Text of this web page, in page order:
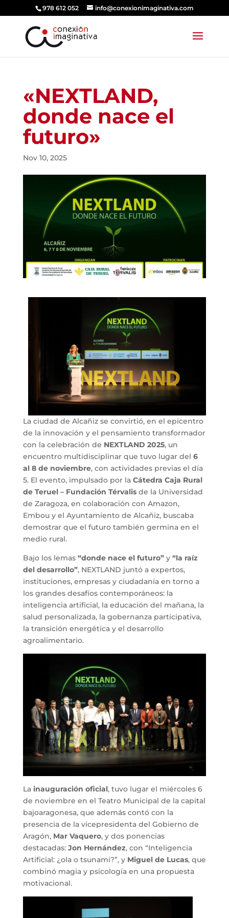
978 612 052 info@conexionimaginativa.com
«NEXTLAND,
donde nace el
futuro»
Nov 10, 2025
La ciudad de Alcañiz se convirtió, en el epicentro
de la innovación y el pensamiento transformador
con la celebración de NEXTLAND 2025, un
encuentro multidisciplinar que tuvo lugar del 6
al 8 de noviembre, con actividades previas el día
5. El evento, impulsado por la Cátedra Caja Rural
de Teruel – Fundación Térvalisde la Universidad
de Zaragoza, en colaboración con Amazon,
Embou y el Ayuntamiento de Alcañiz, buscaba
demostrar que el futuro también germina en el
medio rural.
Bajo los lemas “donde nace el futuro”y “la raíz
del desarrollo”, NEXTLAND juntó a expertos,
instituciones, empresas y ciudadanía en torno a
los grandes desafíos contemporáneos: la
inteligencia artificial, la educación del mañana, la
salud personalizada, la gobernanza participativa,
la transición energética y el desarrollo
agroalimentario.
La inauguración oficial, tuvo lugar el miércoles 6
de noviembre en el Teatro Municipal de la capital
bajoaragonesa, que además contó con la
presencia de la vicepresidenta del Gobierno de
Aragón, Mar Vaquero, y dos ponencias
destacadas: Jon Hernández, con “Inteligencia
Artificial: ¿ola o tsunami?”, y Miguel de Lucas, que
combinó magia y psicología en una propuesta
motivacional.